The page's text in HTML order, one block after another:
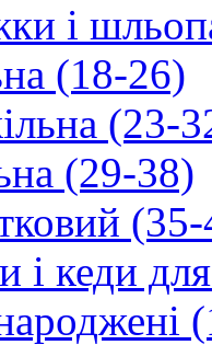
і
(18-26)
(23-
(29-38)
і кеди